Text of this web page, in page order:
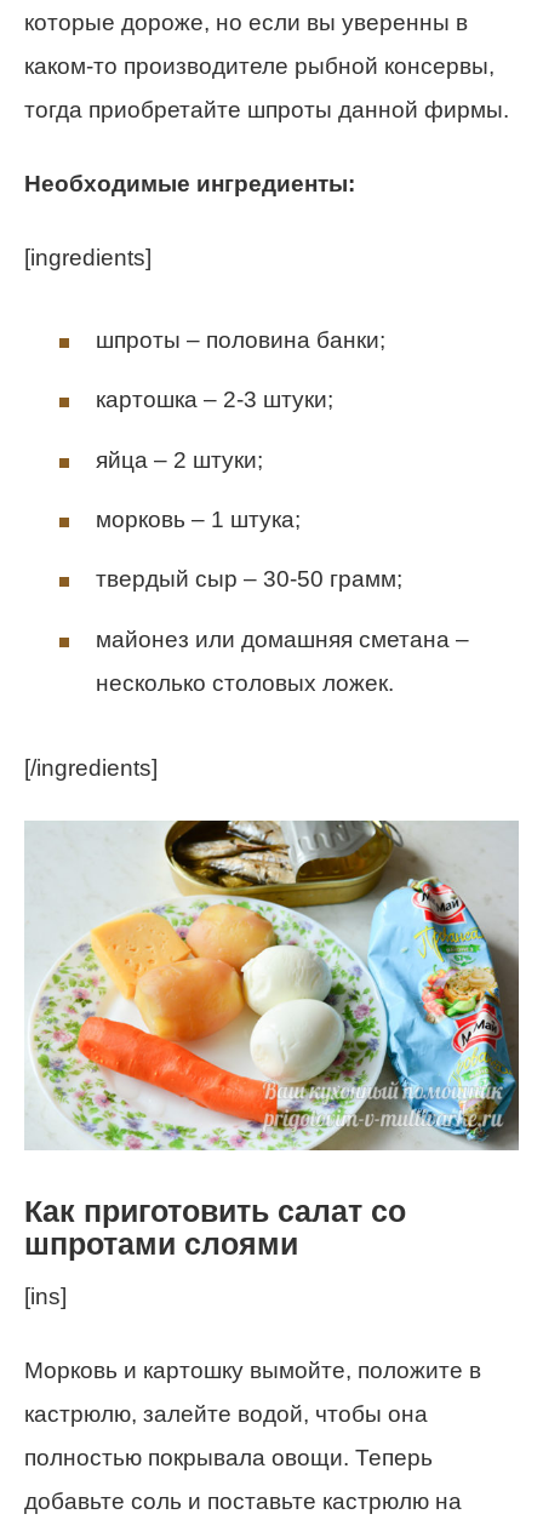
которые дороже, но если вы уверенны в
каком-то производителе рыбной консервы,
тогда приобретайте шпроты данной фирмы.
Необходимые ингредиенты:
[ingredients]
шпроты – половина банки;
картошка – 2-3 штуки;
яйца – 2 штуки;
морковь – 1 штука;
твердый сыр – 30-50 грамм;
майонез или домашняя сметана –
несколько столовых ложек.
[/ingredients]
Как приготовить салат со
шпротами слоями
[ins]
Морковь и картошку вымойте, положите в
кастрюлю, залейте водой, чтобы она
полностью покрывала овощи. Теперь
добавьте соль и поставьте кастрюлю на